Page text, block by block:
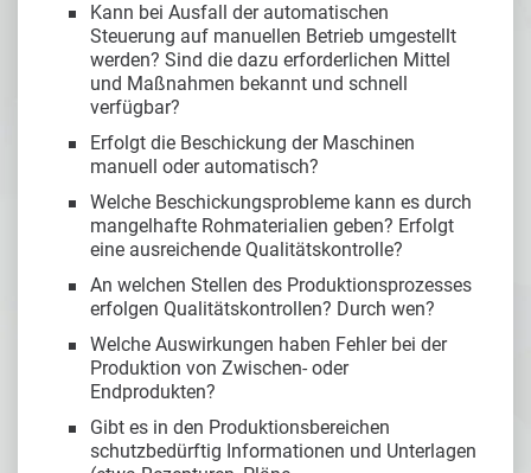
Kann bei Ausfall der automatischen
Steuerung auf manuellen Betrieb umgestellt
werden? Sind die dazu erforderlichen Mittel
und Maßnahmen bekannt und schnell
verfügbar?
Erfolgt die Beschickung der Maschinen
manuell oder automatisch?
Welche Beschickungsprobleme kann es durch
mangelhafte Rohmaterialien geben? Erfolgt
eine ausreichende Qualitätskontrolle?
An welchen Stellen des Produktionsprozesses
erfolgen Qualitätskontrollen? Durch wen?
Welche Auswirkungen haben Fehler bei der
Produktion von Zwischen- oder
Endprodukten?
Gibt es in den Produktionsbereichen
schutzbedürftig Informationen und Unterlagen